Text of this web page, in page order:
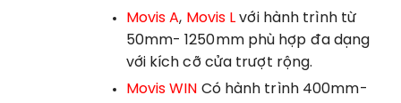
Movis A, Movis L với hành trình từ
50mm- 1250mm phù hợp đa dạng
với kích cỡ cửa trượt rộng.
Movis WIN Có hành trình 400mm-